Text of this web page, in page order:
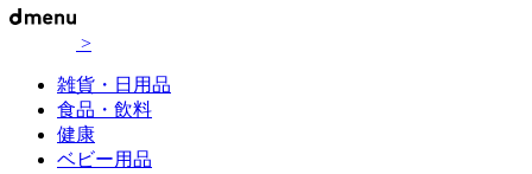
>
雑貨・日用品
食品・飲料
健康
ベビー用品